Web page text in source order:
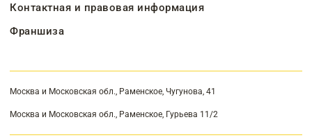
Контактная и правовая информация
Франшиза
Москва и Московская обл., Раменское, Чугунова, 41
Москва и Московская обл., Раменское, Гурьева 11/2